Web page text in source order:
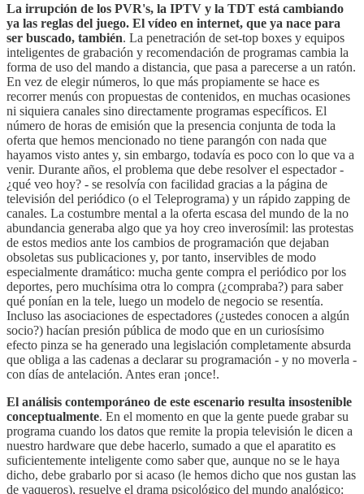
La irrupción de los PVR's, la IPTV y la TDT está cambiando
ya las reglas del juego. El vídeo en internet, que ya nace para
ser buscado, también. La penetración de set-top boxes y equipos
inteligentes de grabación y recomendación de programas cambia la
forma de uso del mando a distancia, que pasa a parecerse a un ratón.
En vez de elegir números, lo que más propiamente se hace es
recorrer menús con propuestas de contenidos, en muchas ocasiones
ni siquiera canales sino directamente programas específicos. El
número de horas de emisión que la presencia conjunta de toda la
oferta que hemos mencionado no tiene parangón con nada que
hayamos visto antes y, sin embargo, todavía es poco con lo que va a
venir. Durante años, el problema que debe resolver el espectador -
¿qué veo hoy? - se resolvía con facilidad gracias a la página de
televisión del periódico (o el Teleprograma) y un rápido zapping de
canales. La costumbre mental a la oferta escasa del mundo de la no
abundancia generaba algo que ya hoy creo inverosímil: las protestas
de estos medios ante los cambios de programación que dejaban
obsoletas sus publicaciones y, por tanto, inservibles de modo
especialmente dramático: mucha gente compra el periódico por los
deportes, pero muchísima otra lo compra (¿compraba?) para saber
qué ponían en la tele, luego un modelo de negocio se resentía.
Incluso las asociaciones de espectadores (¿ustedes conocen a algún
socio?) hacían presión pública de modo que en un curiosísimo
efecto pinza se ha generado una legislación completamente absurda
que obliga a las cadenas a declarar su programación - y no moverla -
con días de antelación. Antes eran ¡once!.
El análisis contemporáneo de este escenario resulta insostenible
conceptualmente. En el momento en que la gente puede grabar su
programa cuando los datos que remite la propia televisión le dicen a
nuestro hardware que debe hacerlo, sumado a que el aparatito es
suficientemente inteligente como saber que, aunque no se le haya
dicho, debe grabarlo por si acaso (le hemos dicho que nos gustan las
de vaqueros), resuelve el drama psicológico del mundo analógico: